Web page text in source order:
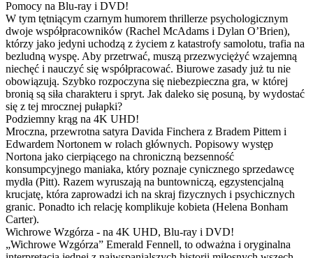
Pomocy na Blu-ray i DVD!
W tym tętniącym czarnym humorem thrillerze psychologicznym
dwoje współpracowników (Rachel McAdams i Dylan O’Brien),
którzy jako jedyni uchodzą z życiem z katastrofy samolotu, trafia na
bezludną wyspę. Aby przetrwać, muszą przezwyciężyć wzajemną
niechęć i nauczyć się współpracować. Biurowe zasady już tu nie
obowiązują. Szybko rozpoczyna się niebezpieczna gra, w której
bronią są siła charakteru i spryt. Jak daleko się posuną, by wydostać
się z tej mrocznej pułapki?
Podziemny krąg na 4K UHD!
Mroczna, przewrotna satyra Davida Finchera z Bradem Pittem i
Edwardem Nortonem w rolach głównych. Popisowy występ
Nortona jako cierpiącego na chroniczną bezsenność
konsumpcyjnego maniaka, który poznaje cynicznego sprzedawcę
mydła (Pitt). Razem wyruszają na buntowniczą, egzystencjalną
krucjatę, która zaprowadzi ich na skraj fizycznych i psychicznych
granic. Ponadto ich relację komplikuje kobieta (Helena Bonham
Carter).
Wichrowe Wzgórza - na 4K UHD, Blu-ray i DVD!
„Wichrowe Wzgórza” Emerald Fennell, to odważna i oryginalna